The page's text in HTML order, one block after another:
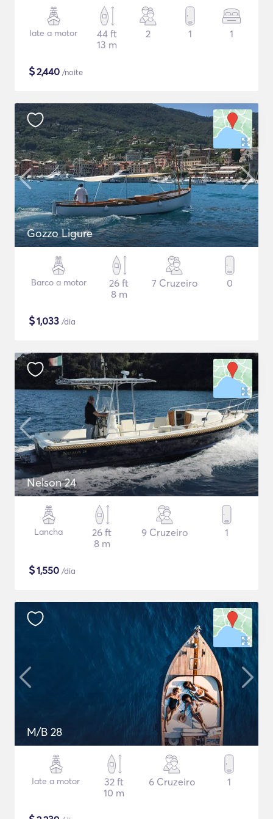
Iate a motor
44 ft
13 m
2 1 1
$2,440 /noite
Gozzo Ligure
Barco a motor
26 ft
8 m
7 Cruzeiro 0
$1,033 /dia
Nelson 24
Lancha
26 ft
8 m
9 Cruzeiro 1
$1,550 /dia
M/B 28
Iate a motor
32 ft
10 m
6 Cruzeiro 1